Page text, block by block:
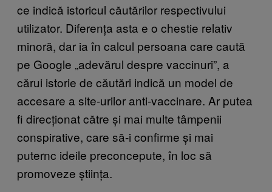
ce indică istoricul căutărilor respectivului
utilizator. Diferența asta e o chestie relativ
minoră, dar ia în calcul persoana care caută
pe Google „adevărul despre vaccinuri”, a
cărui istorie de căutări indică un model de
accesare a site-urilor anti-vaccinare. Ar putea
fi direcționat către și mai multe tâmpenii
conspirative, care să-i confirme și mai
puternc ideile preconcepute, în loc să
promoveze știința.